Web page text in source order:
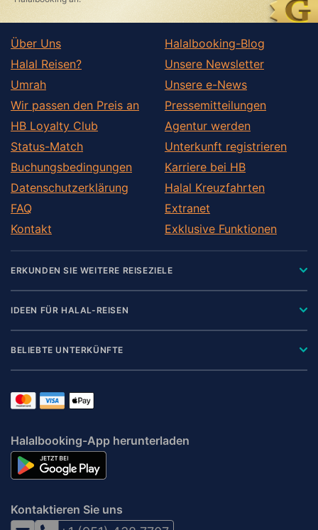
Über Uns
Halal Reisen?
Umrah
Wir passen den Preis an
HB Loyalty Club
Status-Match
Buchungsbedingungen
Datenschutzerklärung
FAQ
Kontakt
Halalbooking-Blog
Unsere Newsletter
Unsere e-News
Pressemitteilungen
Agentur werden
Unterkunft registrieren
Karriere bei HB
Halal Kreuzfahrten
Extranet
Exklusive Funktionen
ERKUNDEN SIE WEITERE REISEZIELE
IDEEN FÜR HALAL-REISEN
BELIEBTE UNTERKÜNFTE
Halalbooking-App herunterladen
Kontaktieren Sie uns